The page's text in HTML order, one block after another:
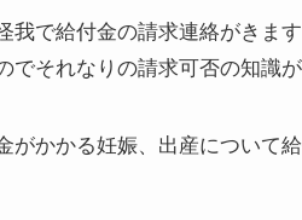
我で給付金の請求連絡がきま
でそれなりの請求可否の知識が
がかかる妊娠、出産について